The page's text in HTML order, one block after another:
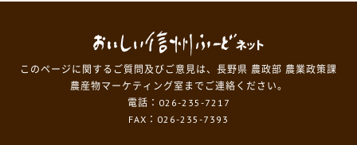
このページに関するご質問及びご意見は、長野県 農政部 農業政策課
農産物マーケティング室までご連絡ください。
電話：026-235-7217
FAX：026-235-7393